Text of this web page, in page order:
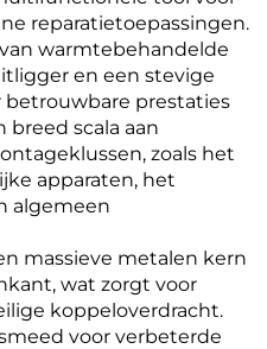
reparatietoepassingen.
warmtebehandelde
en een stevige
betrouwbare prestaties
scala aan
zoals het
apparaten, het
algemeen
massieve metalen kern
wat zorgt voor
koppeloverdracht.
voor verbeterde